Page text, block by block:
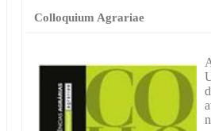
Colloquium Agrariae